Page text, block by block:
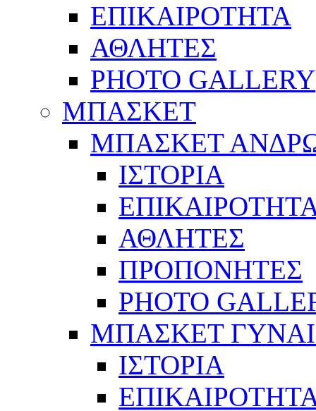
ΕΠΙΚΑΙΡΟΤΗΤΑ
ΑΘΛΗΤΕΣ
PHOTO GALLERY
ΜΠΑΣΚΕΤ
ΜΠΑΣΚΕΤ
ΙΣΤΟΡΙΑ
ΑΘΛΗΤΕΣ
ΠΡΟΠΟΝΗΤΕΣ
PHOTO
ΜΠΑΣΚΕΤ
ΙΣΤΟΡΙΑ